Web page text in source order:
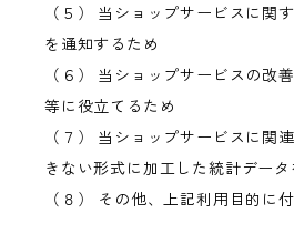
（５） 当ショップサービスに関
を通知するため
（６） 当ショップサービスの改
等に役立てるため
（７） 当ショップサービスに関
きない形式に加工した統計デー
（８） その他、上記利用目的に